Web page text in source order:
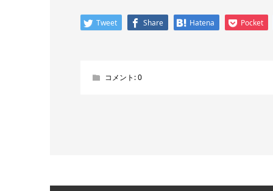
Tweet Share Hatena Pocket
コメント:0